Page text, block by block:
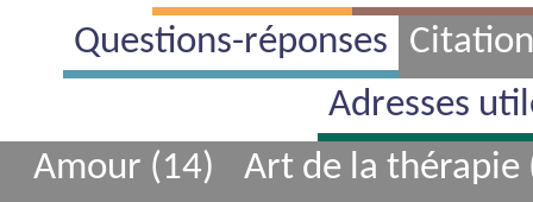
Questions-réponses
Adresses
Amour (14)
Art de la thérapie